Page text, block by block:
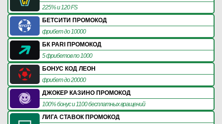
225% и 120 FS
БЕТСИТИ ПРОМОКОД
фрибет до 10000
БК PARI ПРОМОКОД
5 фрибетов по 1000
БОНУС КОД ЛЕОН
фрибет до 20000
ДЖОКЕР КАЗИНО ПРОМОКОД
100% бонус и 1100 бесплатных вращений
ЛИГА СТАВОК ПРОМОКОД